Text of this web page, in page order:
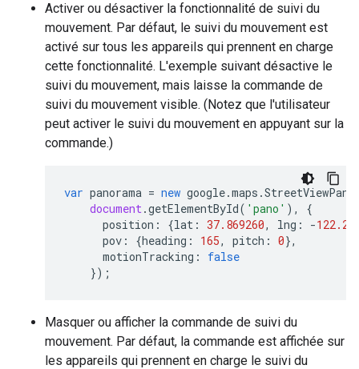
Activer ou désactiver la fonctionnalité de suivi du
mouvement. Par défaut, le suivi du mouvement est
activé sur tous les appareils qui prennent en charge
cette fonctionnalité. L'exemple suivant désactive le
suivi du mouvement, mais laisse la commande de
suivi du mouvement visible. (Notez que l'utilisateur
peut activer le suivi du mouvement en appuyant sur la
commande.)
var panorama = new google.maps .
document.getElementById( 'pano' ),
{
position : {lat : 37.869260, lng : -
pov : {heading : 165, pitch : 0},
motionTracking :
false
});
Masquer ou afficher la commande de suivi du
mouvement. Par défaut, la commande est affichée sur
les appareils qui prennent en charge le suivi du